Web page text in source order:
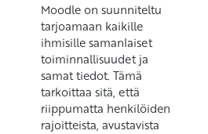
Moodle on suunniteltu
tarjoamaan kaikille
ihmisille samanlaiset
toiminnallisuudet ja
samat tiedot. Tämä
tarkoittaa sitä, että
riippumatta henkilöiden
rajoitteista, avustavista